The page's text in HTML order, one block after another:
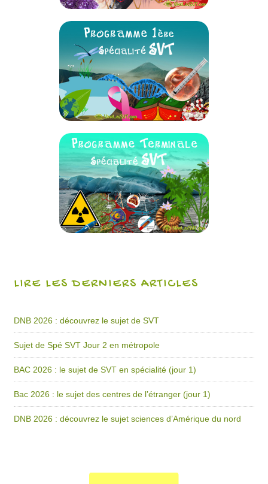
LIRE LES DERNIERS ARTICLES
DNB 2026 : découvrez le sujet de SVT
Sujet de Spé SVT Jour 2 en métropole
BAC 2026 : le sujet de SVT en spécialité (jour 1)
Bac 2026 : le sujet des centres de l’étranger (jour 1)
DNB 2026 : découvrez le sujet sciences d’Amérique du nord